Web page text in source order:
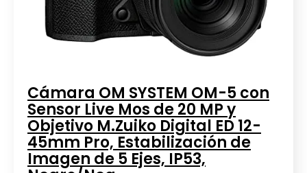
Cámara OM SYSTEM OM-5 con
Sensor Live Mos de 20 MP y
Objetivo M.Zuiko Digital ED 12-
45mm Pro, Estabilización de
Imagen de 5 Ejes, IP53,